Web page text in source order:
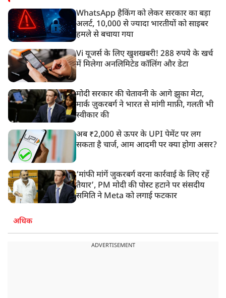
WhatsApp हैकिंग को लेकर सरकार का बड़ा
अलर्ट, 10,000 से ज्यादा भारतीयों को साइबर
हमले से बचाया गया
Vi यूजर्स के लिए खुशखबरी! 288 रुपये के खर्च
में मिलेगा अनलिमिटेड कॉलिंग और डेटा
मोदी सरकार की चेतावनी के आगे झुका मेटा,
मार्क ज़ुकरबर्ग ने भारत से मांगी माफ़ी, गलती भी
स्वीकार की
अब ₹2,000 से ऊपर के UPI पेमेंट पर लग
सकता है चार्ज, आम आदमी पर क्या होगा असर?
‘मांफी मांगें जुकरबर्ग वरना कार्रवाई के लिए रहें
तैयार’, PM मोदी की पोस्ट हटाने पर संसदीय
समिति ने Meta को लगाई फटकार
अधिक
ADVERTISEMENT